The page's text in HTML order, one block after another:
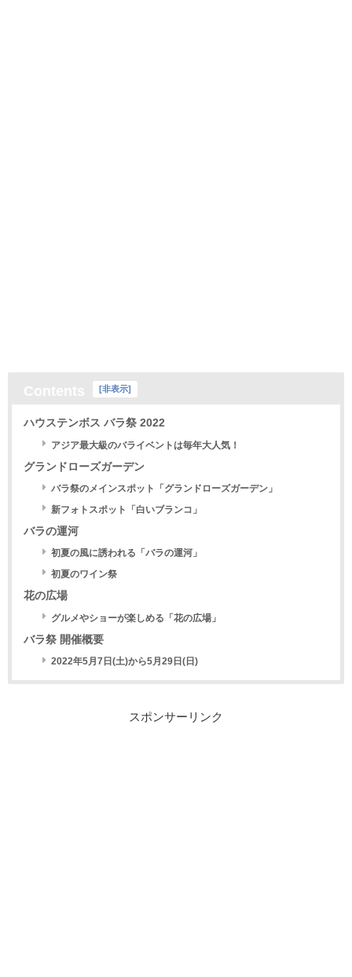
[非表示]
ハウステンボス バラ祭 2022
アジア最大級のバライベントは毎年大人気！
グランドローズガーデン
バラ祭のメインスポット「グランドローズガーデン」
新フォトスポット「白いブランコ」
バラの運河
初夏の風に誘われる「バラの運河」
初夏のワイン祭
花の広場
グルメやショーが楽しめる「花の広場」
バラ祭 開催概要
2022年5月7日(土)から5月29日(日)
スポンサーリンク